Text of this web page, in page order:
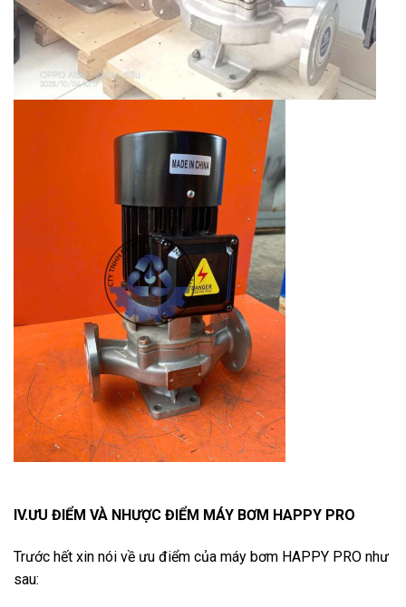
IV.ƯU ĐIỂM VÀ NHƯỢC ĐIỂM MÁY BƠM HAPPY PRO
Trước hết xin nói về ưu điểm của máy bơm HAPPY PRO như
sau: